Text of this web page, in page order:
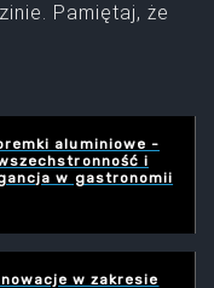
Pamiętaj, że
aluminiowe -
i
w gastronomii
w zakresie